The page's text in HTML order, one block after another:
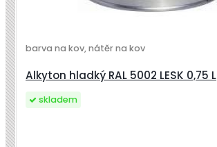
Alkyton hladký RAL 5002 LESK 0,75 L
barva na kov, nátěr na kov
skladem